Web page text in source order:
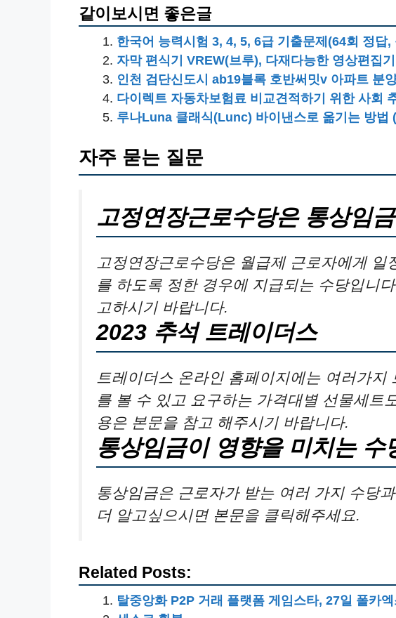
같이보시면 좋은글
한국어 능력시험 3, 4, 5, 6급 기출문제(64회 정답,
자막 편식기 VREW(브루), 다재다능한 영상편집
인천 검단신도시 ab19블록 호반써밋v 아파트 분
다이렉트 자동차보험료 비교견적하기 위한 사회
루나Luna 클래식(Lunc) 바이낸스로 옮기는 방법
자주 묻는 질문
고정연장근로수당은 통상임
고정연장근로수당은 월급제 근로자에게 일
를 하도록 정한 경우에 지급되는 수당입니
고하시기 바랍니다.
2023 추석 트레이더스
트레이더스 온라인 홈페이지에는 여러가지
를 볼 수 있고 요구하는 가격대별 선물세트
용은 본문을 참고 해주시기 바랍니다.
통상임금이 영향을 미치는 수
통상임금은 근로자가 받는 여러 가지 수당
더 알고싶으시면 본문을 클릭해주세요.
Related Posts:
탈중앙화 P2P 거래 플랫폼 게임스타, 27일 폴카